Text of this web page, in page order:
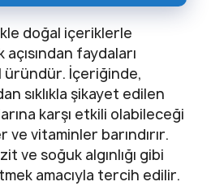
doğal içeriklerle
açısından faydaları
İçeriğinde,
sıklıkla şikayet edilen
karşı etkili olabileceği
vitaminler barındırır.
ve soğuk algınlığı gibi
amacıyla tercih edilir.